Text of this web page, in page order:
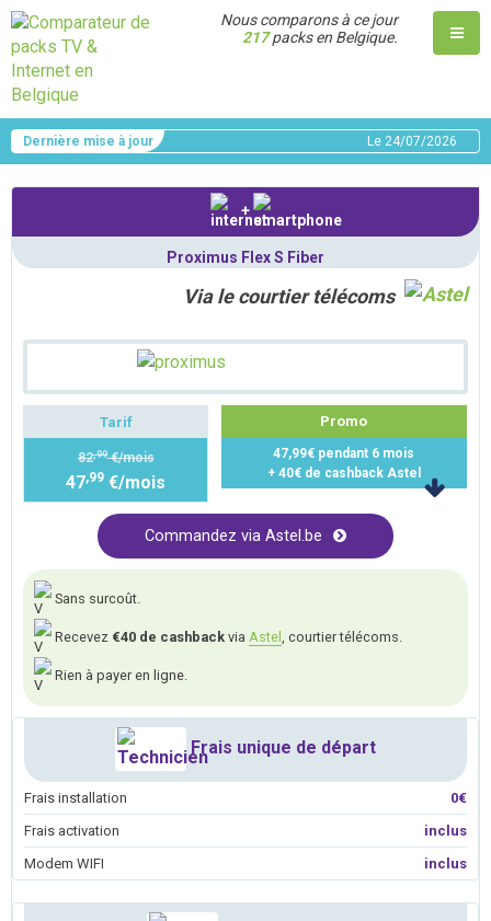
Nous comparons à ce jour
217packs en Belgique.
Dernière mise à jour Le 24/07/2026
+
Proximus Flex S Fiber
Via le courtier télécoms
Tarif
82,99€/mois
47,99 €/mois
Promo
47,99€ pendant 6 mois
+ 40€ de cashback Astel
Commandez via Astel.be
Sans surcoût.
Recevez €40 de cashback via Astel , courtier télécoms.
Rien à payer en ligne.
Frais unique de départ
Frais installation
0€
Frais activation
inclus
Modem WIFI
inclus